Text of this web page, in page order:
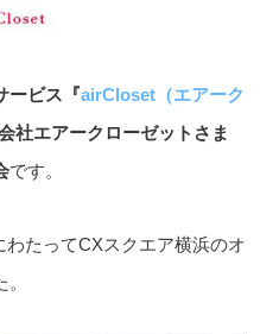
ービス『airCloset（エアーク
社エアークローゼットさま
です。
わたってCXスクエア横浜のオ